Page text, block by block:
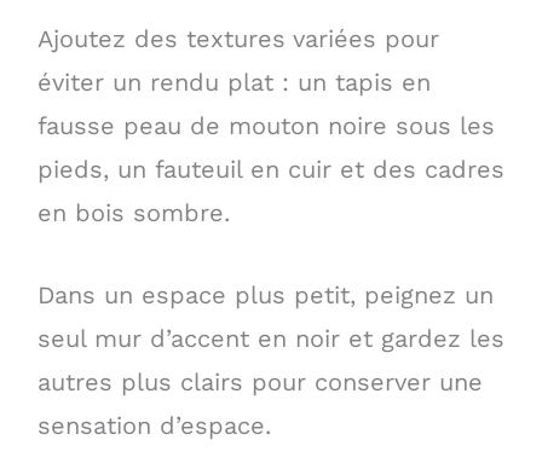
Ajoutez des textures variées pour
éviter un rendu plat : un tapis en
fausse peau de mouton noire sous les
pieds, un fauteuil en cuir et des cadres
en bois sombre.
Dans un espace plus petit, peignez un
seul mur d’accent en noir et gardez les
autres plus clairs pour conserver une
sensation d’espace.